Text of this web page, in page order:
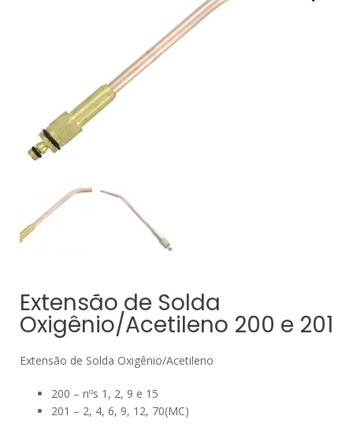
Extensão de Solda
Oxigênio/Acetileno 200 e 201
Extensão de Solda Oxigênio/Acetileno
200 – nºs 1, 2, 9 e 15
201 – 2, 4, 6, 9, 12, 70(MC)